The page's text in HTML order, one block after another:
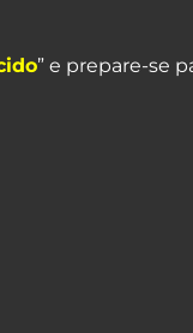
” e prepare-se